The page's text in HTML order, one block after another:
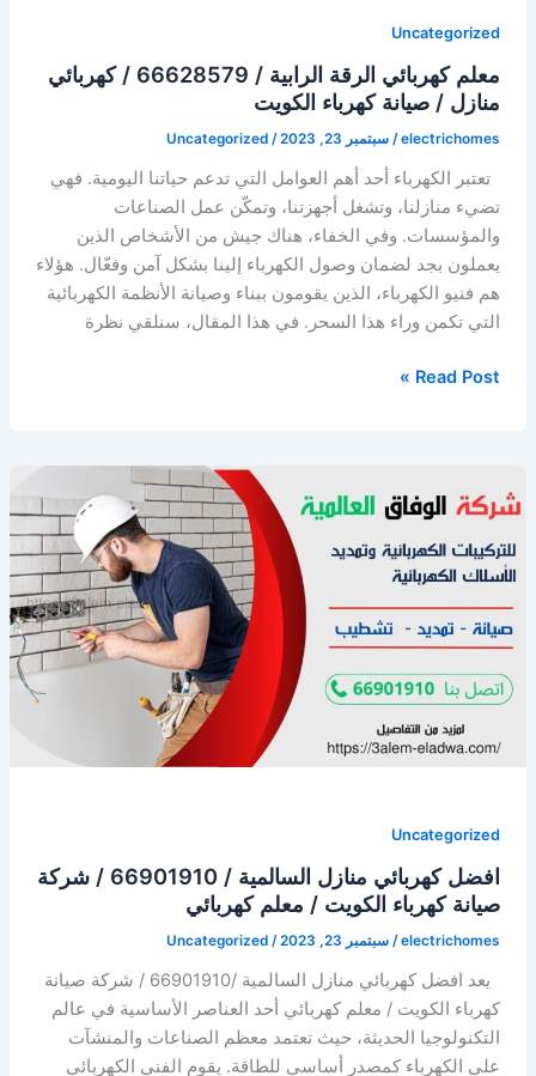
Uncategorized
معلم كهربائي الرقة الرابية / 66628579 / كهربائي
منازل / صيانة كهرباء الكويت
electrichomes
/ سبتمبر 23, 2023 /
Uncategorized
تعتبر الكهرباء أحد أهم العوامل التي تدعم حياتنا اليومية. فهي
تضيء منازلنا، وتشغل أجهزتنا، وتمكّن عمل الصناعات
والمؤسسات. وفي الخفاء، هناك جيش من الأشخاص الذين
يعملون بجد لضمان وصول الكهرباء إلينا بشكل آمن وفعّال. هؤلاء
هم فنيو الكهرباء، الذين يقومون ببناء وصيانة الأنظمة الكهربائية
التي تكمن وراء هذا السحر. في هذا المقال، سنلقي نظرة
معلم
66628579
/
كهربائي
منازل
/
كهرباء
الكويت
Read Post »
Uncategorized
افضل كهربائي منازل السالمية / 66901910 / شركة
صيانة كهرباء الكويت / معلم كهربائي
electrichomes
/ سبتمبر 23, 2023 /
Uncategorized
يعد افضل كهربائي منازل السالمية /66901910 / شركة صيانة
كهرباء الكويت / معلم كهربائي أحد العناصر الأساسية في عالم
التكنولوجيا الحديثة، حيث تعتمد معظم الصناعات والمنشآت
على الكهرباء كمصدر أساسي للطاقة. يقوم الفني الكهربائي